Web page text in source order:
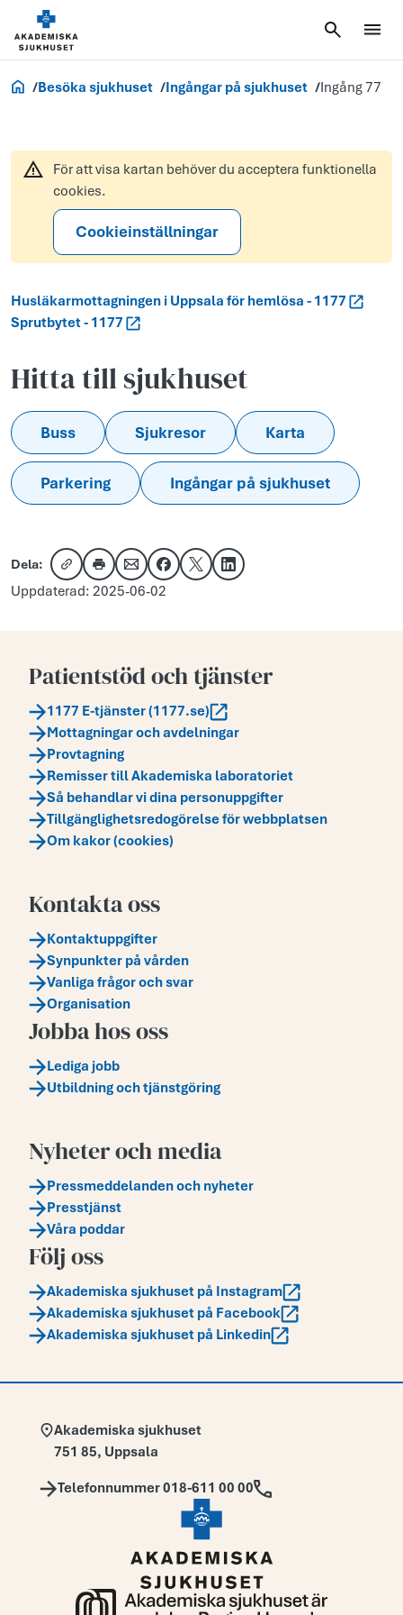
Akademiska.se
Besöka sjukhuset Ingångar på sjukhuset Ingång 77
För att visa kartan behöver du acceptera funktionella
cookies.
Cookieinställningar
Husläkarmottagningen i Uppsala för hemlösa - 1177
Sprutbytet - 1177
Hitta till sjukhuset
Buss Sjukresor Karta
Parkering Ingångar på sjukhuset
Dela:
Kopiera länk
Skriv utDela via e-post
Dela på Facebook
Dela på XDela på LinkedIn
Uppdaterad: 2025-06-02
Patientstöd och tjänster
1177 E-tjänster (1177.se)
Mottagningar och avdelningar
Provtagning
Remisser till Akademiska laboratoriet
Så behandlar vi dina personuppgifter
Tillgänglighetsredogörelse för webbplatsen
Om kakor (cookies)
Kontakta oss
Kontaktuppgifter
Synpunkter på vården
Vanliga frågor och svar
Organisation
Jobba hos oss
Lediga jobb
Utbildning och tjänstgöring
Nyheter och media
Pressmeddelanden och nyheter
Presstjänst
Våra poddar
Följ oss
Akademiska sjukhuset på Instagram
Akademiska sjukhuset på Facebook
Akademiska sjukhuset på Linkedin
Adress:
Akademiska sjukhuset
751 85, Uppsala
Telefon:
Telefonnummer 018-611 00 00